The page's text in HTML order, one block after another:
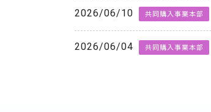
2026/06/10 共同購入事業本部
2026/06/04 共同購入事業本部